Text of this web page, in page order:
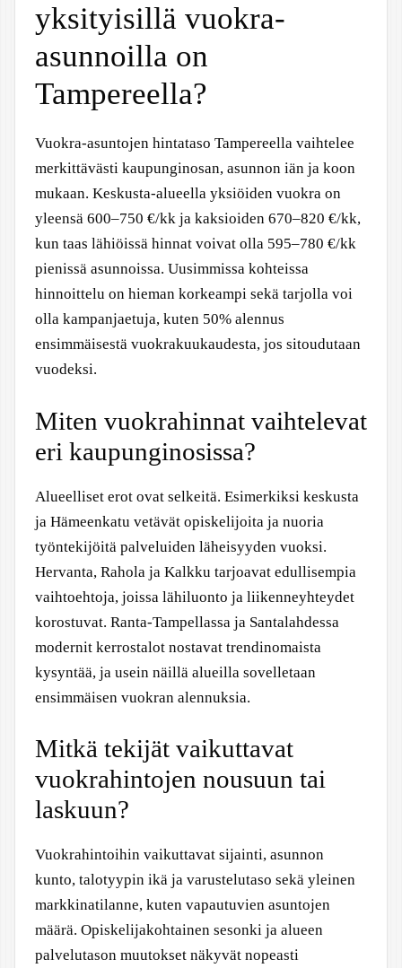
yksityisillä vuokra-
asunnoilla on
Tampereella?
Vuokra-asuntojen hintataso Tampereella vaihtelee
merkittävästi kaupunginosan, asunnon iän ja koon
mukaan. Keskusta-alueella yksiöiden vuokra on
yleensä 600–750 €/kk ja kaksioiden 670–820 €/kk,
kun taas lähiöissä hinnat voivat olla 595–780 €/kk
pienissä asunnoissa. Uusimmissa kohteissa
hinnoittelu on hieman korkeampi sekä tarjolla voi
olla kampanjaetuja, kuten 50% alennus
ensimmäisestä vuokrakuukaudesta, jos sitoudutaan
vuodeksi.
Miten vuokrahinnat vaihtelevat
eri kaupunginosissa?
Alueelliset erot ovat selkeitä. Esimerkiksi keskusta
ja Hämeenkatu vetävät opiskelijoita ja nuoria
työntekijöitä palveluiden läheisyyden vuoksi.
Hervanta, Rahola ja Kalkku tarjoavat edullisempia
vaihtoehtoja, joissa lähiluonto ja liikenneyhteydet
korostuvat. Ranta-Tampellassa ja Santalahdessa
modernit kerrostalot nostavat trendinomaista
kysyntää, ja usein näillä alueilla sovelletaan
ensimmäisen vuokran alennuksia.
Mitkä tekijät vaikuttavat
vuokrahintojen nousuun tai
laskuun?
Vuokrahintoihin vaikuttavat sijainti, asunnon
kunto, talotyypin ikä ja varustelutaso sekä yleinen
markkinatilanne, kuten vapautuvien asuntojen
määrä. Opiskelijakohtainen sesonki ja alueen
palvelutason muutokset näkyvät nopeasti